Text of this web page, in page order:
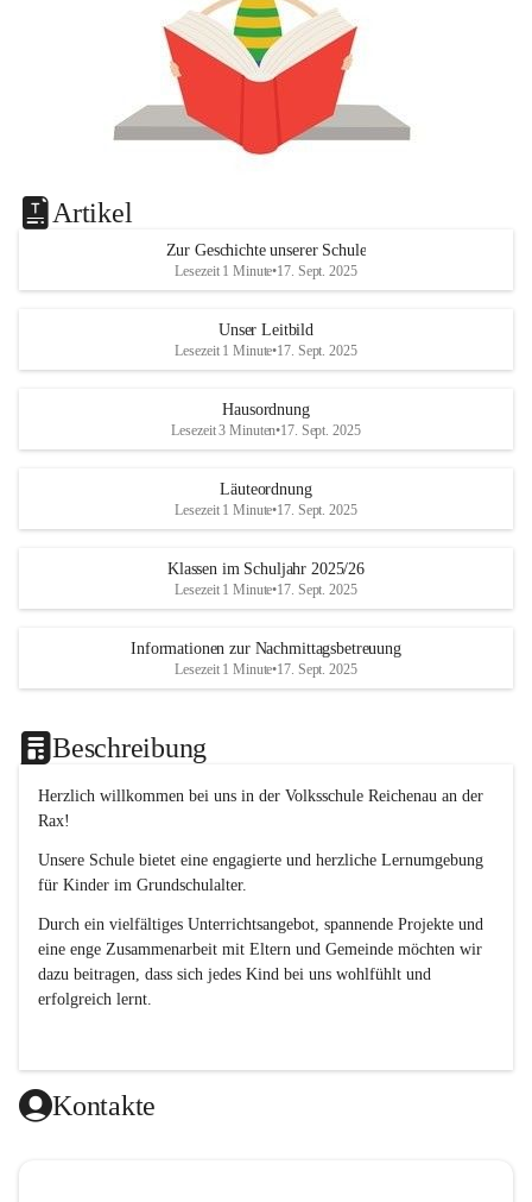
Artikel
Zur Geschichte unserer Schule
Lesezeit 1 Minute•17. Sept. 2025
Unser Leitbild
Lesezeit 1 Minute•17. Sept. 2025
Hausordnung
Lesezeit 3 Minuten•17. Sept. 2025
Läuteordnung
Lesezeit 1 Minute•17. Sept. 2025
Klassen im Schuljahr 2025/26
Lesezeit 1 Minute•17. Sept. 2025
Informationen zur Nachmittagsbetreuung
Lesezeit 1 Minute•17. Sept. 2025
Beschreibung
Herzlich willkommen bei uns in der Volksschule Reichenau an der
Rax!
Unsere Schule bietet eine engagierte und herzliche Lernumgebung
für Kinder im Grundschulalter.
Durch ein vielfältiges Unterrichtsangebot, spannende Projekte und
eine enge Zusammenarbeit mit Eltern und Gemeinde möchten wir
dazu beitragen, dass sich jedes Kind bei uns wohlfühlt und
erfolgreich lernt.
Kontakte